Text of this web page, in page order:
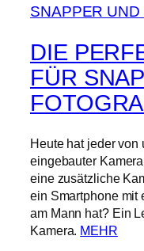
DIE
FÜR
Heute hat jeder von
eingebauter
eine zusätzliche
ein Smartphone mit
am Mann hat? Ein
Kamera. MEHR